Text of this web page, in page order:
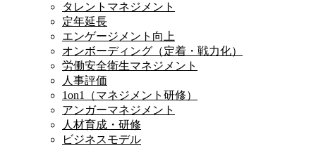
タレントマネジメント
定年延長
エンゲージメント向上
オンボーディング（定着・戦力化）
労働安全衛生マネジメント
人事評価
1on1（マネジメント研修）
アンガーマネジメント
人材育成・研修
ビジネスモデル